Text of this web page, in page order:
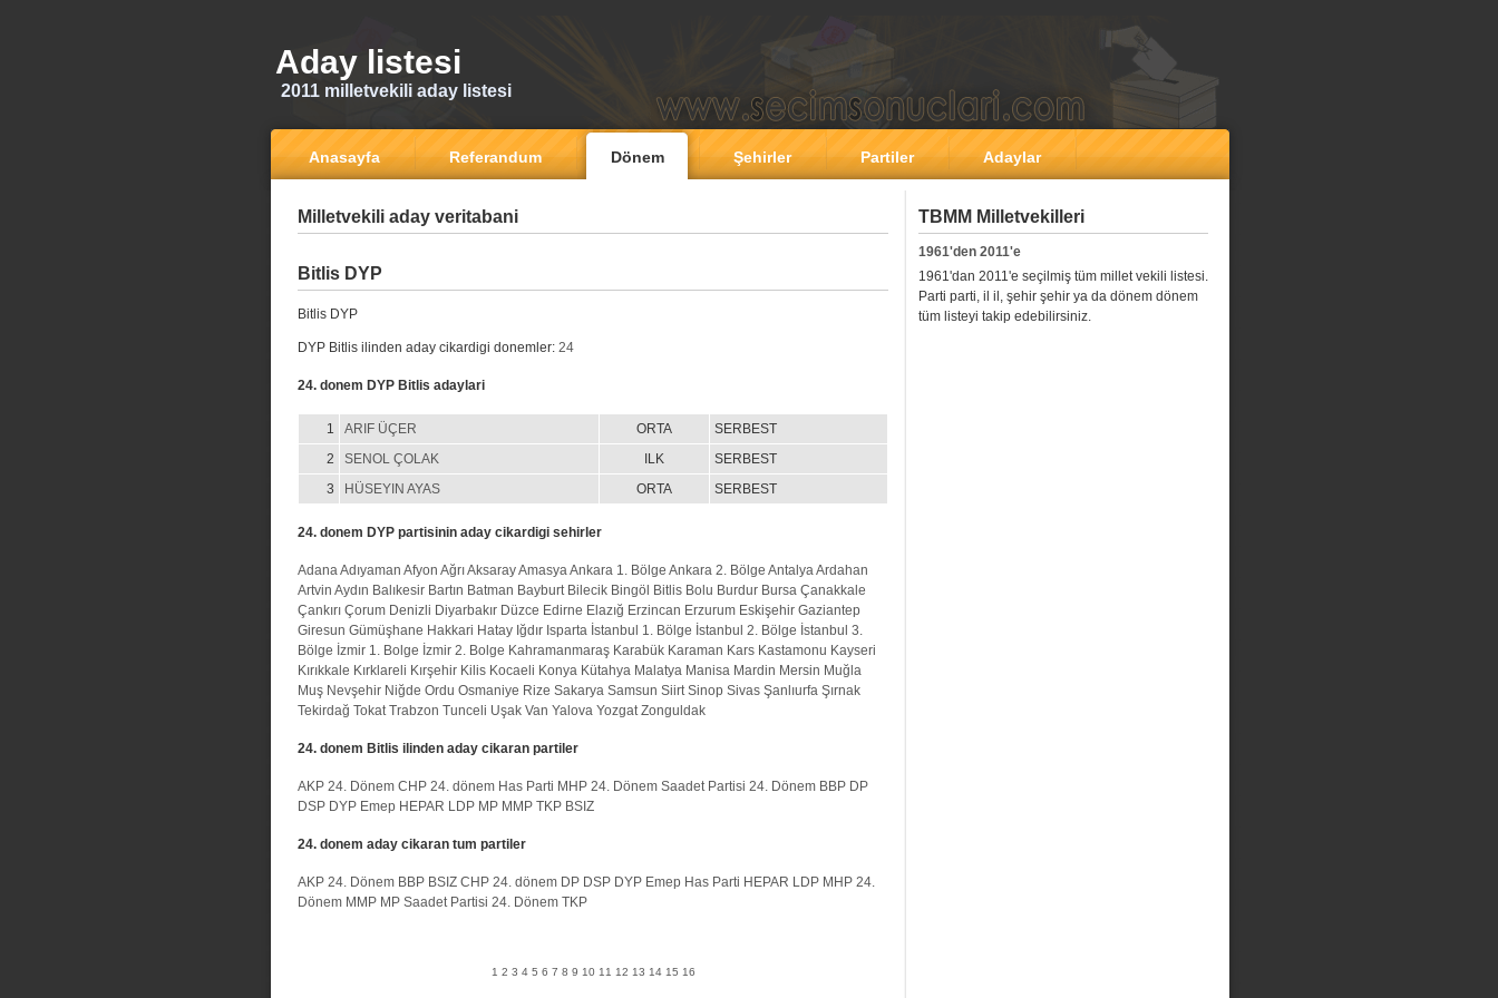
Aday listesi
2011 milletvekili aday listesi
Anasayfa Referandum Dönem Şehirler Partiler Adaylar
Milletvekili aday veritabani
Bitlis DYP
Bitlis DYP
DYP Bitlis ilinden aday cikardigi donemler: 24
24. donem DYP Bitlis adaylari
1 ARIF ÜÇER ORTA
SERBEST
2
SENOL ÇOLAK ILK
SERBEST
3
HÜSEYIN AYAS ORTA SERBEST
24. donem DYP partisinin aday cikardigi sehirler
AdanaAdıyaman Afyon AğrıAksarayAmasyaAnkara 1. Bölge Ankara 2. Bölge AntalyaArdahan
Artvin Aydın Balıkesir Bartın Batman Bayburt Bilecik Bingöl Bitlis Bolu Burdur Bursa Çanakkale
Çankırı Çorum Denizli Diyarbakır Düzce Edirne Elazığ Erzincan Erzurum Eskişehir Gaziantep
Giresun Gümüşhane Hakkari Hatay Iğdır Isparta İstanbul 1. Bölge İstanbul 2. Bölge İstanbul 3.
Bölge İzmir 1. Bolge İzmir 2. Bolge Kahramanmaraş Karabük Karaman Kars Kastamonu Kayseri
Kırıkkale Kırklareli Kırşehir Kilis Kocaeli Konya Kütahya Malatya Manisa Mardin Mersin Muğla
Muş Nevşehir Niğde Ordu Osmaniye Rize Sakarya Samsun Siirt Sinop Sivas Şanlıurfa Şırnak
Tekirdağ Tokat Trabzon Tunceli Uşak Van Yalova Yozgat Zonguldak
24. donem Bitlis ilinden aday cikaran partiler
AKP 24. Dönem CHP 24. dönem Has Parti MHP 24. Dönem Saadet Partisi 24. Dönem BBP DP
DSP DYP Emep HEPAR LDP MP MMP TKP BSIZ
24. donem aday cikaran tum partiler
AKP 24. Dönem BBP BSIZ CHP 24. dönem DP DSP DYP Emep Has Parti HEPAR LDP MHP 24.
Dönem MMP MP Saadet Partisi 24. Dönem TKP
1 2 3 4 5 6 7 8 9 10 11 12 13 14 15 16
TBMM Milletvekilleri
1961'den 2011'e
1961'dan 2011'e seçilmiş tüm millet vekili listesi.
Parti parti, il il, şehir şehir ya da dönem dönem
tüm listeyi takip edebilirsiniz.